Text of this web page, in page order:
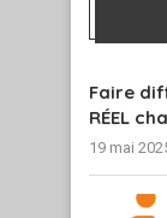
Faire
RÉEL
19 mai